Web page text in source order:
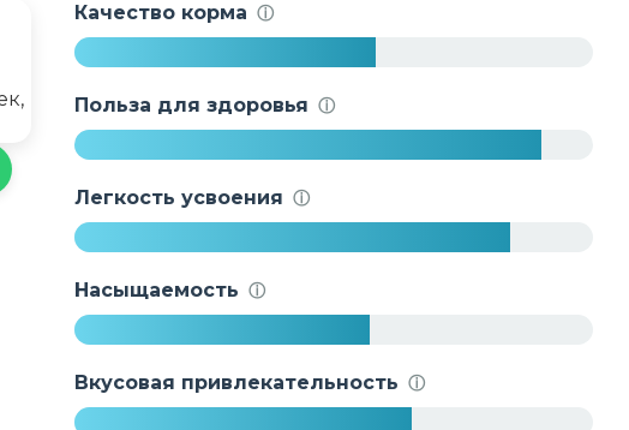
Качество корма ⓘ
Польза для здоровья ⓘ
Легкость усвоения ⓘ
Насыщаемость ⓘ
Вкусовая привлекательность ⓘ